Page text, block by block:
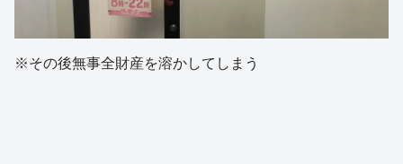
※その後無事全財産を溶かしてしまう